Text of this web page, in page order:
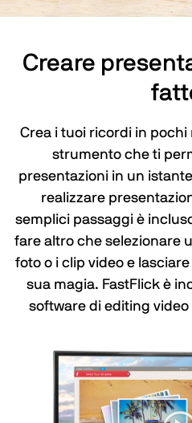
Creare
Crea i tuoi ricordi in
strumento che ti
presentazioni in un
realizzare
semplici passaggi è
fare altro che selezionare
foto o i clip video e
sua magia. FastFlick è
software di editing